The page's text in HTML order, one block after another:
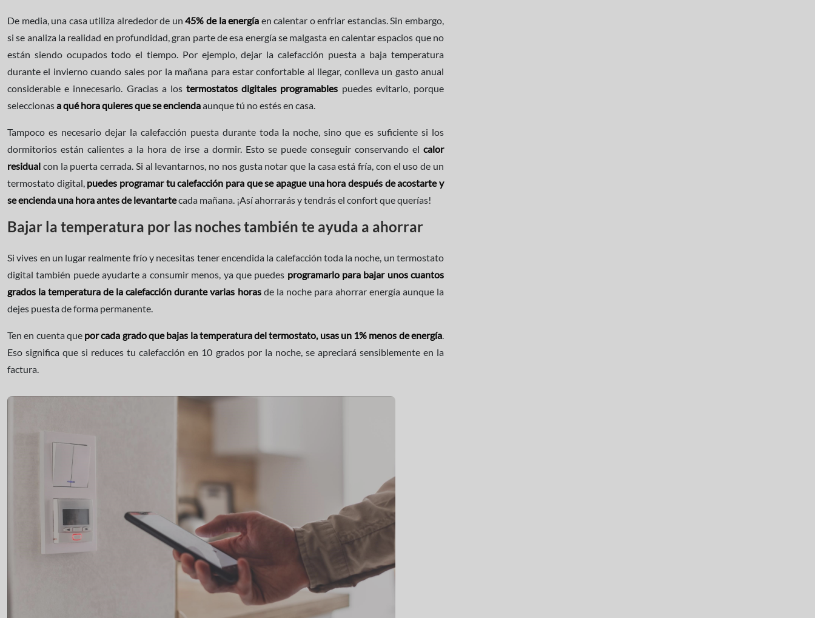
De media, una casa utiliza alrededor de un45% de la energía en calentar o enfriar estancias. Sin embargo,
si se analiza la realidad en profundidad, gran parte de esa energía se malgasta en calentar espacios que no
están siendo ocupados todo el tiempo. Por ejemplo, dejar la calefacción puesta a baja temperatura
durante el invierno cuando sales por la mañana para estar confortable al llegar, conlleva un gasto anual
considerable e innecesario. Gracias a lostermostatos digitales programables puedes evitarlo, porque
seleccionasa qué hora quieres que se enciendaaunque tú no estés en casa.
Tampoco es necesario dejar la calefacción puesta durante toda la noche, sino que es suficiente si los
dormitorios están calientes a la hora de irse a dormir. Esto se puede conseguir conservando el calor
residual con la puerta cerrada. Si al levantarnos, no nos gusta notar que la casa está fría, con el uso de un
termostato digital, puedes programar tu calefacción para que se apague una hora después de acostarte y
se encienda una hora antes de levantartecada mañana. ¡Así ahorrarás y tendrás el confort que querías!
Bajar la temperatura por las noches también te ayuda a ahorrar
Si vives en un lugar realmente frío y necesitas tener encendida la calefacción toda la noche, un termostato
digital también puede ayudarte a consumir menos, ya que puedes programarlo para bajar unos cuantos
grados la temperatura de la calefacción durante varias horasde la noche para ahorrar energía aunque la
dejes puesta de forma permanente.
Ten en cuenta que por cada grado que bajas la temperatura del termostato, usas un 1% menos de energía.
Eso significa que si reduces tu calefacción en 10 grados por la noche, se apreciará sensiblemente en la
factura.